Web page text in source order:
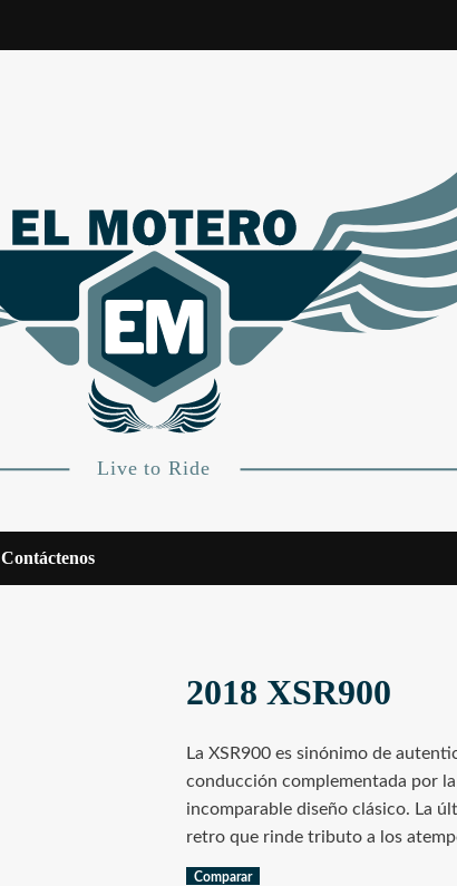
Contáctenos
2018 XSR900
La XSR900 es sinónimo de
conducción complementada por
incomparable diseño clásico. La
retro que rinde tributo a los
Comparar